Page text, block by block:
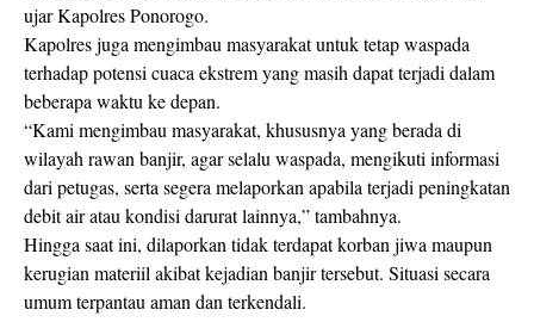
ujar Kapolres Ponorogo.
Kapolres juga mengimbau masyarakat untuk tetap waspada
terhadap potensi cuaca ekstrem yang masih dapat terjadi dalam
beberapa waktu ke depan.
“Kami mengimbau masyarakat, khususnya yang berada di
wilayah rawan banjir, agar selalu waspada, mengikuti informasi
dari petugas, serta segera melaporkan apabila terjadi peningkatan
debit air atau kondisi darurat lainnya,” tambahnya.
Hingga saat ini, dilaporkan tidak terdapat korban jiwa maupun
kerugian materiil akibat kejadian banjir tersebut. Situasi secara
umum terpantau aman dan terkendali.